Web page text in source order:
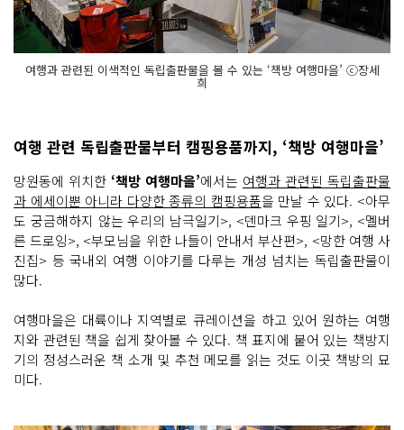
여행과 관련된 이색적인 독립출판물을 볼 수 있는 ‘책방 여행마을’ ⓒ장세
희
여행 관련 독립출판물부터 캠핑용품까지, ‘책방 여행마을’
망원동에 위치한 ‘책방 여행마을’에서는 여행과 관련된 독립출판물
과 에세이뿐 아니라 다양한 종류의 캠핑용품을 만날 수 있다. <아무
도 궁금해하지 않는 우리의 남극일기>, <덴마크 우핑 일기>, <멜버
른 드로잉>, <부모님을 위한 나들이 안내서 부산편>, <망한 여행 사
진집> 등 국내외 여행 이야기를 다루는 개성 넘치는 독립출판물이
많다.
여행마을은 대륙이나 지역별로 큐레이션을 하고 있어 원하는 여행
지와 관련된 책을 쉽게 찾아볼 수 있다. 책 표지에 붙어 있는 책방지
기의 정성스러운 책 소개 및 추천 메모를 읽는 것도 이곳 책방의 묘
미다.